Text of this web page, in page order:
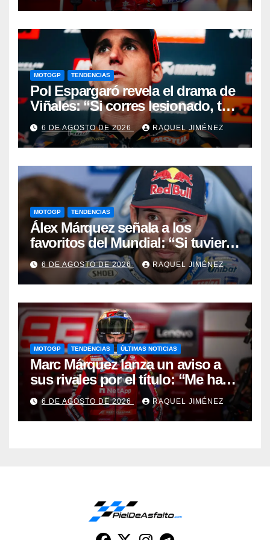
MOTOGP TENDENCIAS
Pol Espargaró revela el drama de
Viñales: “Si corres lesionado, te
juzgan; si no corres,
desapareces”
6 DE AGOSTO DE 2026 RAQUEL JIMÉNEZ
MOTOGP TENDENCIAS
Álex Márquez señala a los
favoritos del Mundial: “Si tuviera
que apostar mi dinero, ya sabéis
por quién sería”
6 DE AGOSTO DE 2026 RAQUEL JIMÉNEZ
MOTOGP TENDENCIAS ÚLTIMAS NOTICIAS
Marc Márquez lanza un aviso a
sus rivales por el título: “Me han
dado una segunda oportunidad”
6 DE AGOSTO DE 2026 RAQUEL JIMÉNEZ